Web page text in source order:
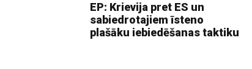
EP: Krievija pret ES un
sabiedrotajiem īsteno
plašāku iebiedēšanas taktiku